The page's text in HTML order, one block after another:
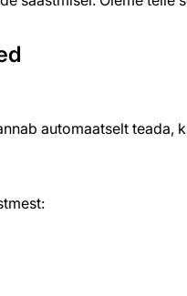
automaatselt teada,